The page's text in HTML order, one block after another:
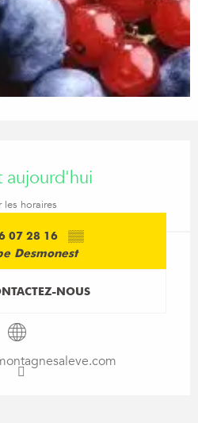
aujourd'hui
les horaires
07 28 16 ▒▒
Desmonest
NOUS